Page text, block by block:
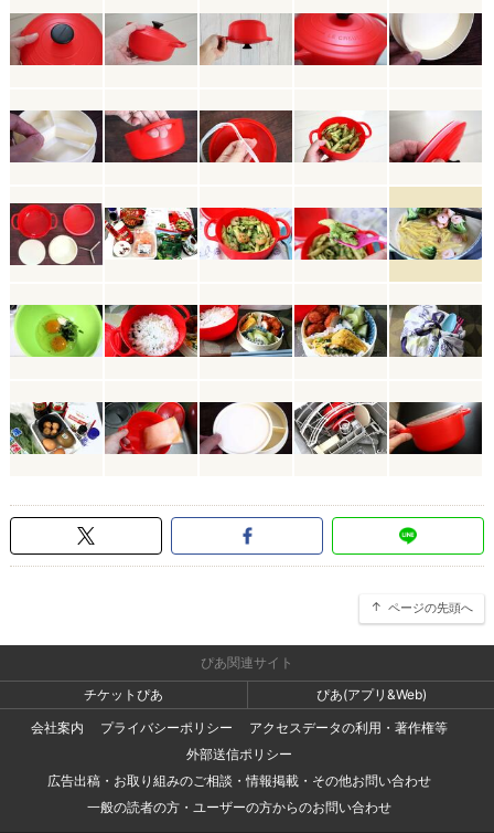
ページの先頭へ
ぴあ関連サイト
チケットぴあ
ぴあ(アプリ&Web)
会社案内
プライバシーポリシー
アクセスデータの利用・著作権等
外部送信ポリシー
広告出稿・お取り組みのご相談・情報掲載・その他お問い合わせ
一般の読者の方・ユーザーの方からのお問い合わせ